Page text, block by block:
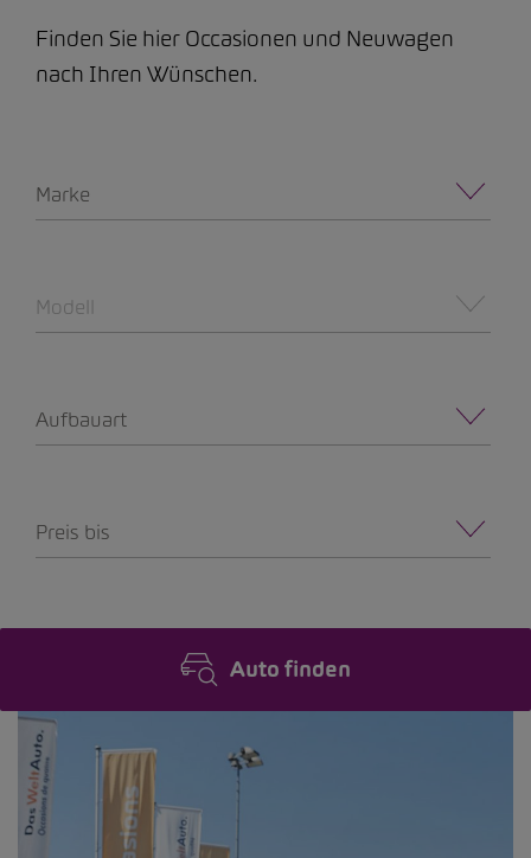
Finden Sie hier Occasionen und Neuwagen
nach Ihren Wünschen.
Marke
Modell
Aufbauart
Preis bis
Auto finden